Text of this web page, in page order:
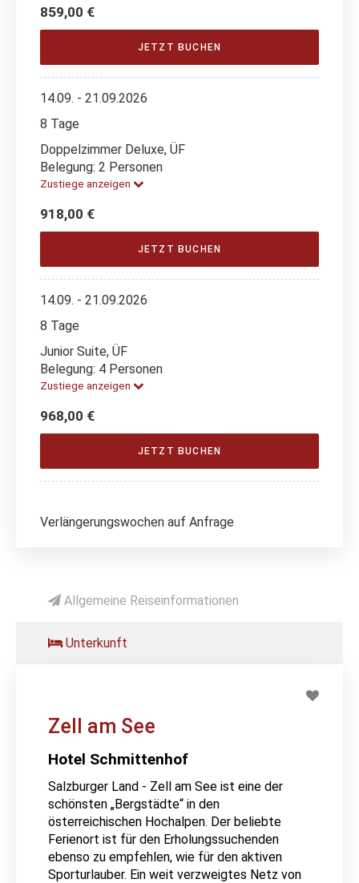
859,00 €
JETZT BUCHEN
14.09. - 21.09.2026
8 Tage
Doppelzimmer Deluxe, ÜF
Belegung: 2 Personen
Zustiege anzeigen
918,00 €
JETZT BUCHEN
14.09. - 21.09.2026
8 Tage
Junior Suite, ÜF
Belegung: 4 Personen
Zustiege anzeigen
968,00 €
JETZT BUCHEN
Verlängerungswochen auf Anfrage
Allgemeine Reiseinformationen
Unterkunft
Zell am See
Hotel Schmittenhof
Salzburger Land - Zell am See ist eine der
schönsten „Bergstädte“ in den
österreichischen Hochalpen. Der beliebte
Ferienort ist für den Erholungssuchenden
ebenso zu empfehlen, wie für den aktiven
Sporturlauber. Ein weit verzweigtes Netz von